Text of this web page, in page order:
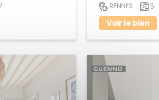
RENNES 5
Voir le bien